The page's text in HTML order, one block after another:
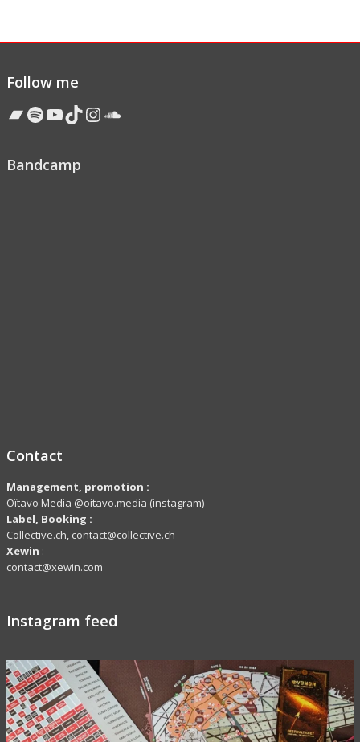
Follow me
Bandcamp
Spotify
YouTube
TikTok
Instagram
Soundcloud
Bandcamp
Contact
Management, promotion :
Oïtavo Media @oitavo.media (instagram)
Label, Booking :
Collective.ch, contact@collective.ch
Xewin :
contact@xewin.com
Instagram feed